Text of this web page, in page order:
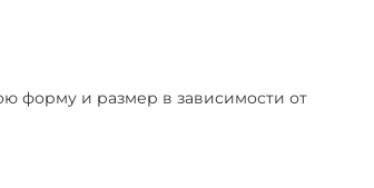
форму и размер в зависимости от